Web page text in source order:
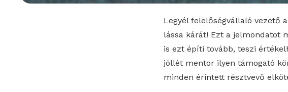
Legyél felelőségvállaló vezető
lássa kárát! Ezt a jelmondatot
is ezt építi tovább, teszi
jóllét mentor ilyen támogató
minden érintett résztvevő